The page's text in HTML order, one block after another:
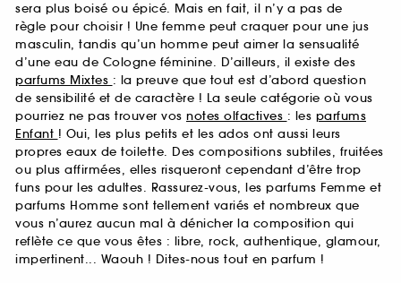
sera plus boisé ou épicé. Mais en fait, il n’y a pas de
règle pour choisir ! Une femme peut craquer pour une jus
masculin, tandis qu’un homme peut aimer la sensualité
d’une eau de Cologne féminine. D’ailleurs, il existe des
parfums Mixtes : la preuve que tout est d’abord question
de sensibilité et de caractère ! La seule catégorie où vous
pourriez ne pas trouver vos notes olfactives : les parfums
Enfant ! Oui, les plus petits et les ados ont aussi leurs
propres eaux de toilette. Des compositions subtiles, fruitées
ou plus affirmées, elles risqueront cependant d’être trop
funs pour les adultes. Rassurez-vous, les parfums Femme et
parfums Homme sont tellement variés et nombreux que
vous n’aurez aucun mal à dénicher la composition qui
reflète ce que vous êtes : libre, rock, authentique, glamour,
impertinent... Waouh ! Dites-nous tout en parfum !